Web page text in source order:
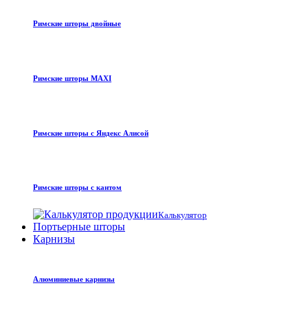
Римские шторы двойные
Римские шторы MAXI
Римские шторы с Яндекс Алисой
Римские шторы с кантом
Калькулятор
Портьерные шторы
Карнизы
Алюминиевые карнизы